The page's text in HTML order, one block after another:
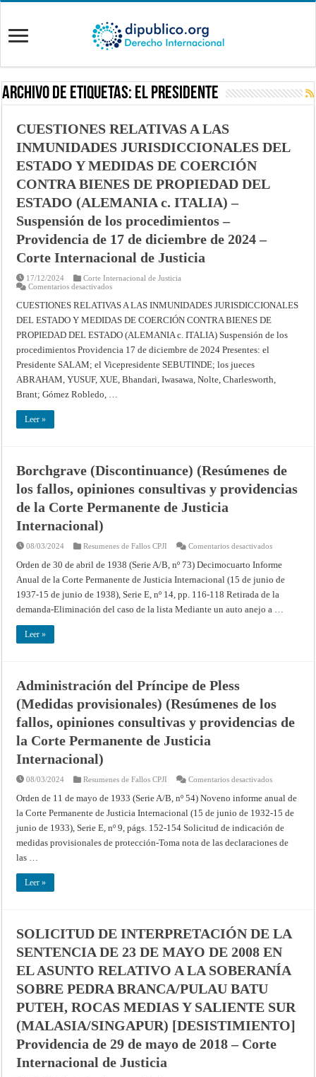
Archivo de Etiquetas: El Presidente
CUESTIONES RELATIVAS A LAS
INMUNIDADES JURISDICCIONALES DEL
ESTADO Y MEDIDAS DE COERCIÓN
CONTRA BIENES DE PROPIEDAD DEL
ESTADO (ALEMANIA c. ITALIA) –
Suspensión de los procedimientos –
Providencia de 17 de diciembre de 2024 –
Corte Internacional de Justicia
17/12/2024
Corte Internacional de Justicia
Comentarios desactivadosen
RELATIVAS
A
LAS
JURISDICCIONALES
DEL
ESTADO
Y
MEDIDAS
DE
CONTRA
–
de
procedimientos
–
de
de
–
Corte
Internacional
de
CUESTIONES RELATIVAS A LAS INMUNIDADES JURISDICCIONALES
DEL ESTADO Y MEDIDAS DE COERCIÓN CONTRA BIENES DE
PROPIEDAD DEL ESTADO (ALEMANIA c. ITALIA) Suspensión de los
procedimientos Providencia 17 de diciembre de 2024 Presentes: el
Presidente SALAM; el Vicepresidente SEBUTINDE; los jueces
ABRAHAM, YUSUF, XUE, Bhandari, Iwasawa, Nolte, Charlesworth,
Brant; Gómez Robledo, …
Leer »
Borchgrave (Discontinuance) (Resúmenes de
los fallos, opiniones consultivas y providencias
de la Corte Permanente de Justicia
Internacional)
08/03/2024 Resumenes de Fallos CPJI Comentarios desactivadosen
(Resúmenes
de
fallos,
consultivas
Orden de 30 de abril de 1938 (Serie A/B, nº 73) Decimocuarto Informe
Anual de la Corte Permanente de Justicia Internacional (15 de junio de
1937-15 de junio de 1938), Serie E, nº 14, pp. 116-118 Retirada de la
demanda-Eliminación del caso de la lista Mediante un auto anejo a …
Leer »
Administración del Príncipe de Pless
(Medidas provisionales) (Resúmenes de los
fallos, opiniones consultivas y providencias de
la Corte Permanente de Justicia
Internacional)
08/03/2024 Resumenes de Fallos CPJI Comentarios desactivadosen
del
Príncipe
de
(Medidas
(Resúmenes
Corte
Permanente
de
Justicia
Orden de 11 de mayo de 1933 (Serie A/B, nº 54) Noveno informe anual de
la Corte Permanente de Justicia Internacional (15 de junio de 1932-15 de
junio de 1933), Serie E, nº 9, págs. 152-154 Solicitud de indicación de
medidas provisionales de protección-Toma nota de las declaraciones de
las …
Leer »
SOLICITUD DE INTERPRETACIÓN DE LA
SENTENCIA DE 23 DE MAYO DE 2008 EN
EL ASUNTO RELATIVO A LA SOBERANÍA
SOBRE PEDRA BRANCA/PULAU BATU
PUTEH, ROCAS MEDIAS Y SALIENTE SUR
(MALASIA/SINGAPUR) [DESISTIMIENTO]
Providencia de 29 de mayo de 2018 – Corte
Internacional de Justicia